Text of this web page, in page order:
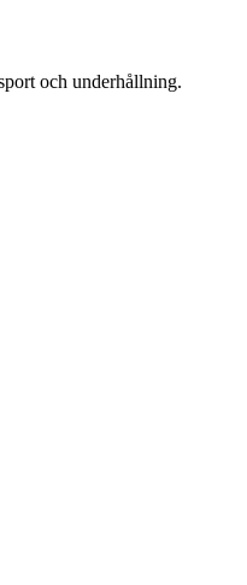
och underhållning.